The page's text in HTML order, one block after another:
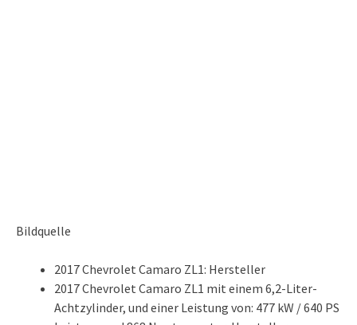
Bildquelle
2017 Chevrolet Camaro ZL1: Hersteller
2017 Chevrolet Camaro ZL1 mit einem 6,2-Liter-
Achtzylinder, und einer Leistung von: 477 kW / 640 PS